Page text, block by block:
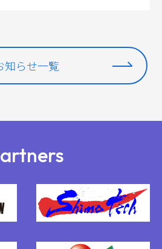
知らせ一覧